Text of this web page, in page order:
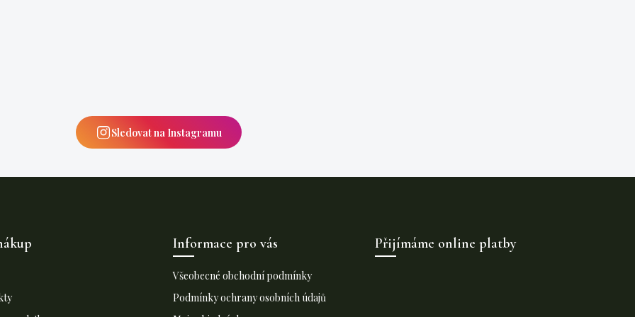
Sledovat na Instagramu
Informace pro vás
Všeobecné obchodní podmínky
Podmínky ochrany osobních údajů
Přijímáme online platby